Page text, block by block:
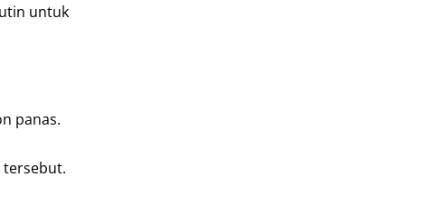
untuk
panas.
tersebut.